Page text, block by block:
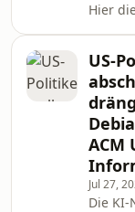
Hier
jetzt
https://
laeuft-
US-
ACM
Jul 27,
Die KI-